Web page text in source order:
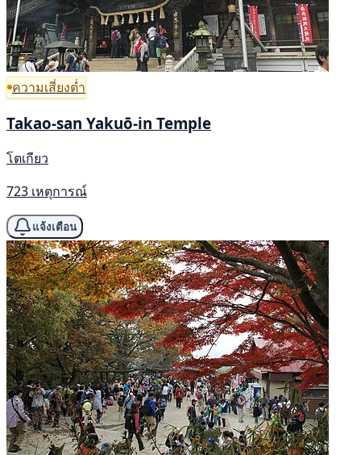
ความเสี่ยงต่ำ
Takao-san Yakuō-in Temple
โตเกียว
723 เหตุการณ์
แจ้งเตือน